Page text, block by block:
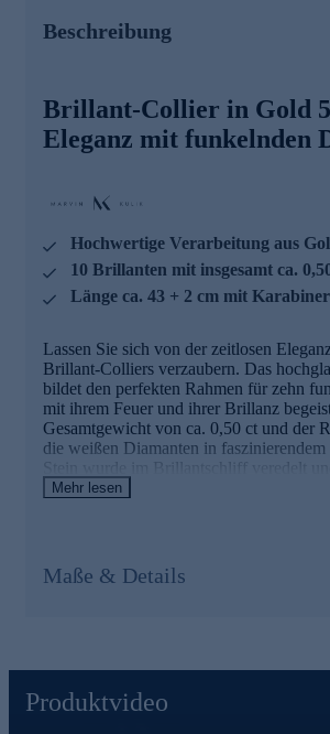
Karabinerverschluss für bequemes
Ausdruck von Luxus und Raffinesse. Es
Accessoire für besondere Anlässe oder
für einen geliebten Menschen. Tragen
spüren Sie die Kraft der Brillanten, die
Beschreibung
Brillant-Collier in Gold
Eleganz mit funkelnden
Hochwertige Verarbeitung aus
10 Brillanten mit insgesamt ca.
Länge ca. 43 + 2 cm mit
Lassen Sie sich von der zeitlosen
Brillant-Colliers verzaubern. Das
bildet den perfekten Rahmen für zehn
mit ihrem Feuer und ihrer Brillanz
Gesamtgewicht von ca. 0,50 ct und der
die weißen Diamanten in
Stein wurde im Brillantschliff veredelt
edle Goldcollier eingerieben. Die Länge
von Marvin Kulik vereint höchste
Schönheit und ist ein Ausdruck von
in ein Meer aus Licht tauchen.
Mehr lesen
Maße & Details
Produktvideo